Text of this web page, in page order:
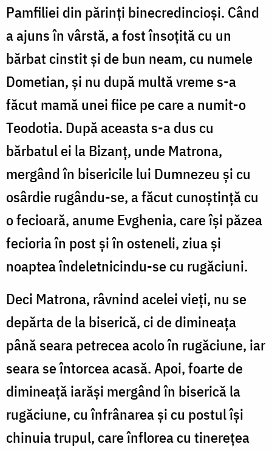
Pamfiliei din părinți binecredincioși. Când
a ajuns în vârstă, a fost însoțită cu un
bărbat cinstit și de bun neam, cu numele
Dometian, și nu după multă vreme s-a
făcut mamă unei fiice pe care a numit-o
Teodotia. După aceasta s-a dus cu
bărbatul ei la Bizanț, unde Matrona,
mergând în bisericile lui Dumnezeu și cu
osârdie rugându-se, a făcut cunoștință cu
o fecioară, anume Evghenia, care își păzea
fecioria în post și în osteneli, ziua și
noaptea îndeletnicindu-se cu rugăciuni.
Deci Matrona, râvnind acelei vieți, nu se
depărta de la biserică, ci de dimineața
până seara petrecea acolo în rugăciune, iar
seara se întorcea acasă. Apoi, foarte de
dimineață iarăși mergând în biserică la
rugăciune, cu înfrânarea și cu postul își
chinuia trupul, care înflorea cu tinerețea